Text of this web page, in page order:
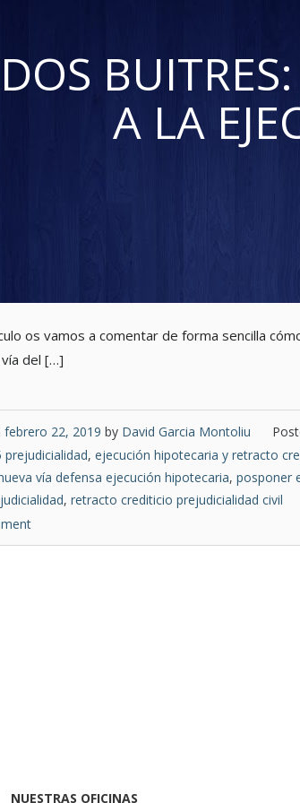
A LA
os vamos a comentar de forma sencilla
del […]
febrero 22, 2019 by David Garcia Montoliu
prejudicialidad, ejecución hipotecaria y retracto
vía defensa ejecución hipotecaria, posponer
, retracto crediticio prejudicialidad civil
NUESTRAS OFICINAS